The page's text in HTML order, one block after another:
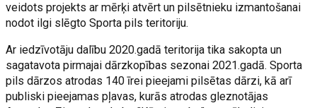
veidots projekts ar mērķi atvērt un pilsētnieku izmantošanai
nodot ilgi slēgto Sporta pils teritoriju.
Ar iedzīvotāju dalību 2020.gadā teritorija tika sakopta un
sagatavota pirmajai dārzkopības sezonai 2021.gadā. Sporta
pils dārzos atrodas 140 īrei pieejami pilsētas dārzi, kā arī
publiski pieejamas pļavas, kurās atrodas gleznotājas